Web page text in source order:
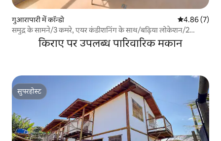
गुआरापारी में कॉन्डो औसत रेटिंग 5 में
4.86 (7)
समुद्र के सामने/3 कमरे, एयर कंडीशनिंग के साथ/बढ़िया लोकेशन/2
पार्किंग स्पेसकिराए पर उपलब्ध पारिवारिक मकान
सुपरहोस्ट
सुपरहोस्ट